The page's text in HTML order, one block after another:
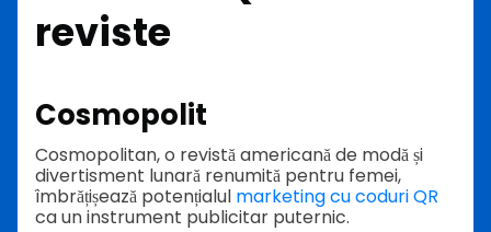
reviste
Cosmopolit
Cosmopolitan, o revistă americană de modă și
divertisment lunară renumită pentru femei,
îmbrățișează potențialul marketing cu coduri QR
ca un instrument publicitar puternic.